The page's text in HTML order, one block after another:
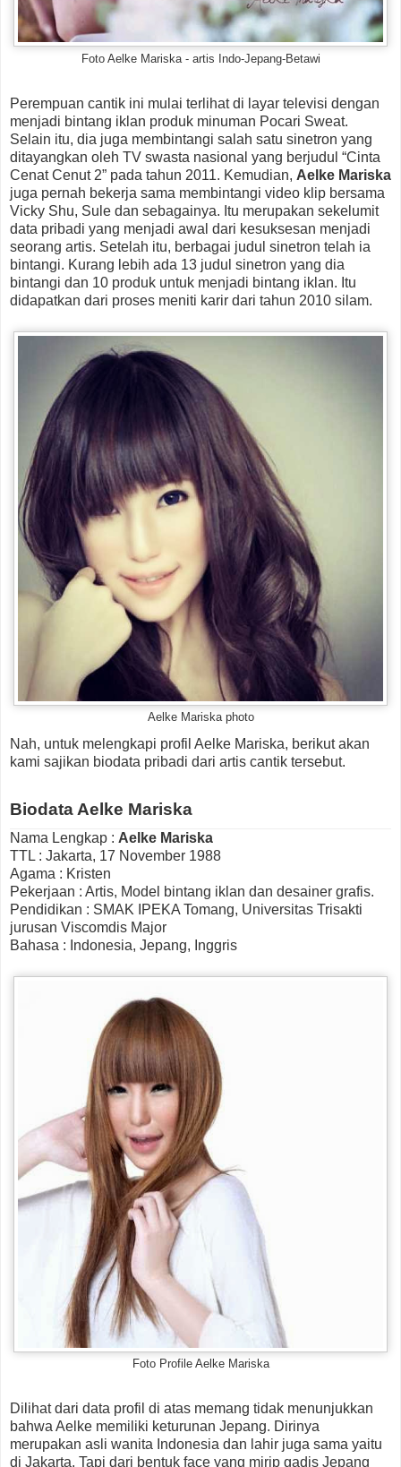
Foto Aelke Mariska - artis Indo-Jepang-Betawi
Perempuan cantik ini mulai terlihat di layar televisi dengan
menjadi bintang iklan produk minuman Pocari Sweat.
Selain itu, dia juga membintangi salah satu sinetron yang
ditayangkan oleh TV swasta nasional yang berjudul “Cinta
Cenat Cenut 2” pada tahun 2011. Kemudian, Aelke Mariska
juga pernah bekerja sama membintangi video klip bersama
Vicky Shu, Sule dan sebagainya. Itu merupakan sekelumit
data pribadi yang menjadi awal dari kesuksesan menjadi
seorang artis. Setelah itu, berbagai judul sinetron telah ia
bintangi. Kurang lebih ada 13 judul sinetron yang dia
bintangi dan 10 produk untuk menjadi bintang iklan. Itu
didapatkan dari proses meniti karir dari tahun 2010 silam.
Aelke Mariska photo
Nah, untuk melengkapi profil Aelke Mariska, berikut akan
kami sajikan biodata pribadi dari artis cantik tersebut.
Biodata Aelke Mariska
Nama Lengkap : Aelke Mariska
TTL : Jakarta, 17 November 1988
Agama : Kristen
Pekerjaan : Artis, Model bintang iklan dan desainer grafis.
Pendidikan : SMAK IPEKA Tomang, Universitas Trisakti
jurusan Viscomdis Major
Bahasa : Indonesia, Jepang, Inggris
Foto Profile Aelke Mariska
Dilihat dari data profil di atas memang tidak menunjukkan
bahwa Aelke memiliki keturunan Jepang. Dirinya
merupakan asli wanita Indonesia dan lahir juga sama yaitu
di Jakarta. Tapi dari bentuk face yang mirip gadis Jepang